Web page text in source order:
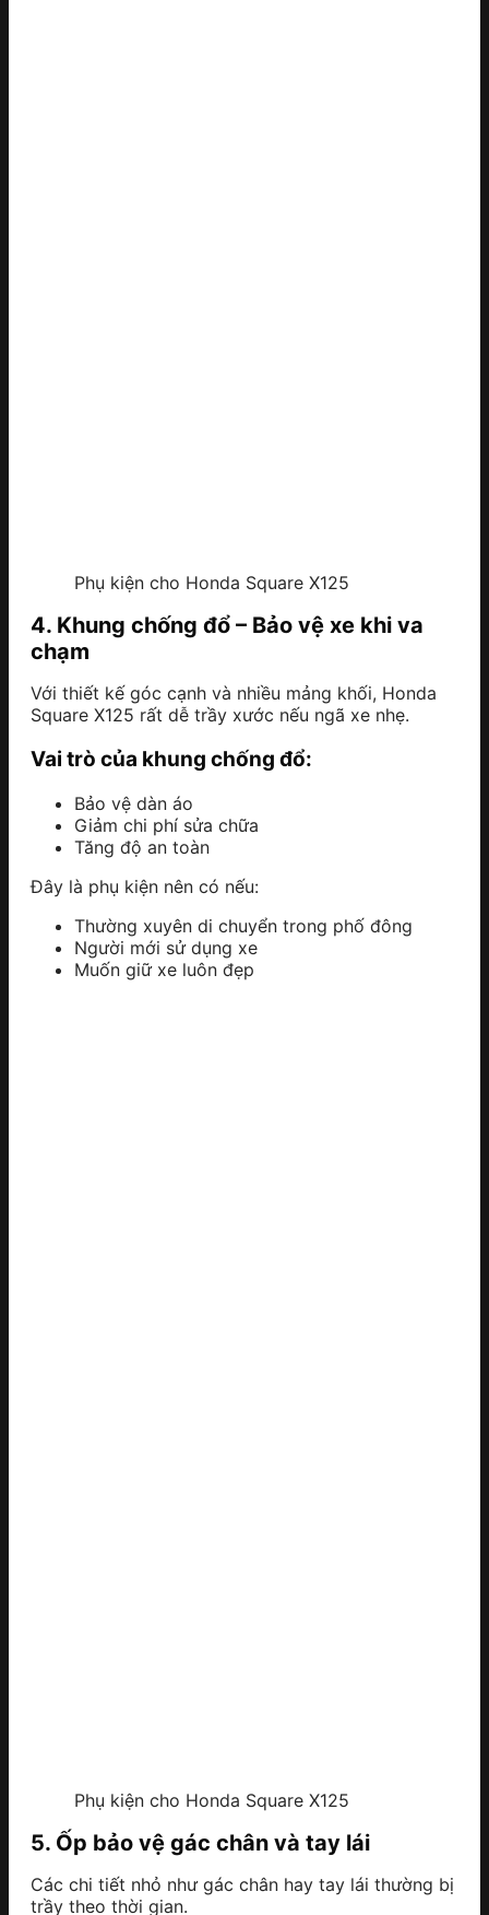
Phụ kiện cho Honda Square X125
4. Khung chống đổ – Bảo vệ xe khi va
chạm
Với thiết kế góc cạnh và nhiều mảng khối, Honda
Square X125 rất dễ trầy xước nếu ngã xe nhẹ.
Vai trò của khung chống đổ:
Bảo vệ dàn áo
Giảm chi phí sửa chữa
Tăng độ an toàn
Đây là phụ kiện nên có nếu:
Thường xuyên di chuyển trong phố đông
Người mới sử dụng xe
Muốn giữ xe luôn đẹp
Phụ kiện cho Honda Square X125
5. Ốp bảo vệ gác chân và tay lái
Các chi tiết nhỏ như gác chân hay tay lái thường bị
trầy theo thời gian.